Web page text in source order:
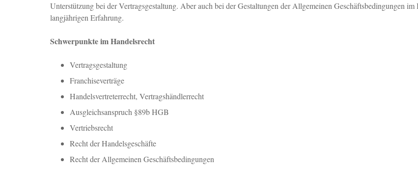
Unterstützung bei der Vertragsgestaltung. Aber auch bei der Gestaltungen der Allgemeinen Geschäftsbedingungen
langjährigen Erfahrung.
Schwerpunkte im Handelsrecht
Vertragsgestaltung
Franchiseverträge
Handelsvertreterrecht, Vertragshändlerrecht
Ausgleichsanspruch §89b HGB
Vertriebsrecht
Recht der Handelsgeschäfte
Recht der Allgemeinen Geschäftsbedingungen